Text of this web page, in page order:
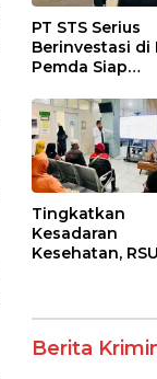
PT STS Serius
Berinvestasi di
Pemda Siap
dan Pastikan
Kepatuhan
Tingkatkan
Kesadaran
Kesehatan,
Berita